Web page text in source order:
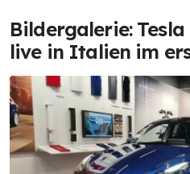
Bildergalerie: Tesla
live in Italien im